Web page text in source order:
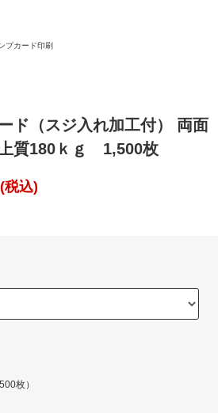
プカード印刷
ド（スジ入れ加工付） 両面
質180ｋｇ 1,500枚
税込)
枚）